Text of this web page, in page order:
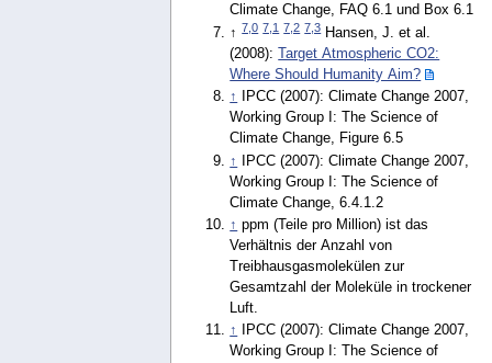
Climate Change, FAQ 6.1 und Box 6.1
↑7,0 7,1 7,2 7,3 Hansen, J. et al.
(2008):
Target Atmospheric CO2:
Where Should Humanity Aim?
↑
IPCC (2007): Climate Change 2007,
Working Group I: The Science of
Climate Change, Figure 6.5
↑
IPCC (2007): Climate Change 2007,
Working Group I: The Science of
Climate Change, 6.4.1.2
↑ ppm (Teile pro Million) ist das
Verhältnis der Anzahl von
Treibhausgasmolekülen zur
Gesamtzahl der Moleküle in trockener
Luft.
↑
IPCC (2007): Climate Change 2007,
Working Group I: The Science of